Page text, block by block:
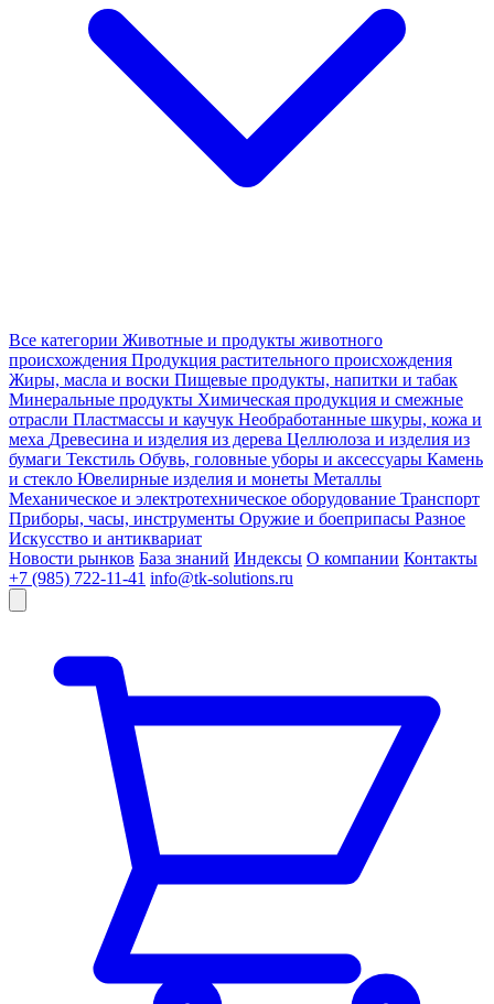
Все категории Животные и продукты животного
происхождения Продукция растительного происхождения
Жиры, масла и воски Пищевые продукты, напитки и табак
Минеральные продукты Химическая продукция и смежные
отрасли Пластмассы и каучук Необработанные шкуры, кожа и
меха Древесина и изделия из дерева Целлюлоза и изделия из
бумаги Текстиль Обувь, головные уборы и аксессуары Камень
и стекло Ювелирные изделия и монеты Металлы
Механическое и электротехническое оборудование Транспорт
Приборы, часы, инструменты Оружие и боеприпасы Разное
Искусство и антиквариат
Новости рынков База знаний Индексы О компании Контакты
+7 (985) 722-11-41 info@tk-solutions.ru